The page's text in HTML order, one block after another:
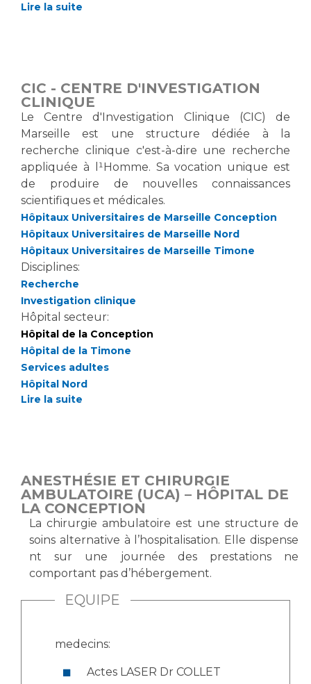
Lire la suite
CIC - CENTRE D'INVESTIGATION
CLINIQUE
Le Centre d'Investigation Clinique (CIC) de
Marseille est une structure dédiée à la
recherche clinique c'est-à-dire une recherche
appliquée à l¹Homme. Sa vocation unique est
de produire de nouvelles connaissances
scientifiques et médicales.
Hôpitaux Universitaires de Marseille Conception
Hôpitaux Universitaires de Marseille Nord
Hôpitaux Universitaires de Marseille Timone
Disciplines:
Recherche
Investigation clinique
Hôpital secteur:
Hôpital de la Conception
Hôpital de la Timone
Services adultes
Hôpital Nord
Lire la suite
ANESTHÉSIE ET CHIRURGIE
AMBULATOIRE (UCA) – HÔPITAL DE
LA CONCEPTION
La chirurgie ambulatoire est une structure de
soins alternative à l’hospitalisation. Elle dispense
nt sur une journée des prestations ne
comportant pas d’hébergement.
EQUIPE
medecins:
Actes LASER Dr COLLET